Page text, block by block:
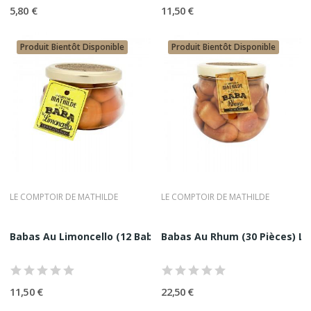
5,80 € 11,50 €
Produit Bientôt Disponible
LE COMPTOIR DE MATHILDE
Babas Au Limoncello (12 Babas) Le Comptoir de...
11,50 €
Produit Bientôt Disponible
LE COMPTOIR DE MATHILDE
Babas Au Rhum (30 Pièces)
22,50 €